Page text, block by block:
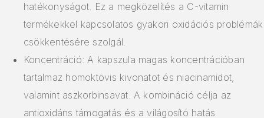
hatékonyságot. Ez a megközelítés a C-vitamin
termékekkel kapcsolatos gyakori oxidációs problémák
csökkentésére szolgál.
Koncentráció: A kapszula magas koncentrációban
tartalmaz homoktövis kivonatot és niacinamidot,
valamint aszkorbinsavat. A kombináció célja az
antioxidáns támogatás és a világosító hatás